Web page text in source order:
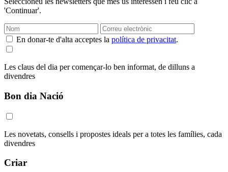
'Continuar'.
En donar-te d'alta acceptes la política de privacitat.
Les claus del dia per començar-lo ben informat, de dilluns a
divendres
Bon dia Nació
Les novetats, consells i propostes ideals per a totes les famílies, cada
divendres
Criar